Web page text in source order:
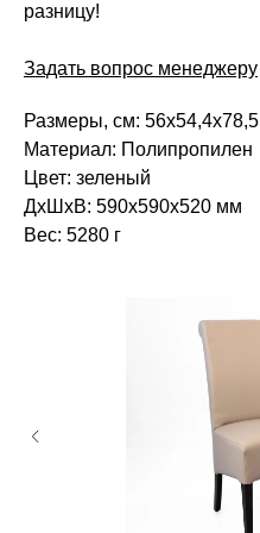
разницу!
Задать вопрос менеджеру
Размеры, см: 56х54,4х78,5
Материал: Полипропилен
Цвет: зеленый
ДxШxВ: 590x590x520 мм
Вес: 5280 г